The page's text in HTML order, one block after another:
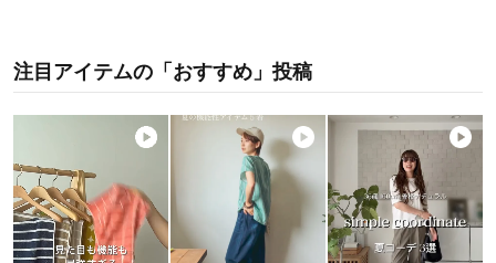
注目アイテムの「おすすめ」投稿